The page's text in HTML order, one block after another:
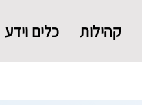
קהילות כלים וידע